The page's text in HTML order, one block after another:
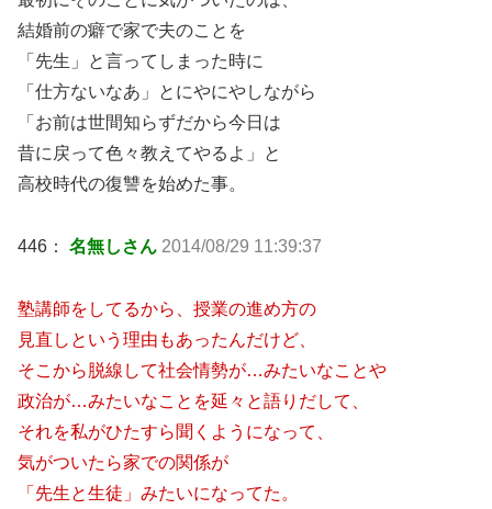
結婚前の癖で家で夫のことを
「先生」と言ってしまった時に
「仕方ないなあ」とにやにやしながら
「お前は世間知らずだから今日は
昔に戻って色々教えてやるよ」と
高校時代の復讐を始めた事。
446： 名無しさん 2014/08/29 11:39:37
塾講師をしてるから、授業の進め方の
見直しという理由もあったんだけど、
そこから脱線して社会情勢が…みたいなことや
政治が…みたいなことを延々と語りだして、
それを私がひたすら聞くようになって、
気がついたら家での関係が
「先生と生徒」みたいになってた。